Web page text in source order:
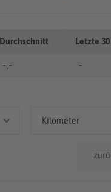
Durchschnitt Letzte
- ,- -
Kilometer